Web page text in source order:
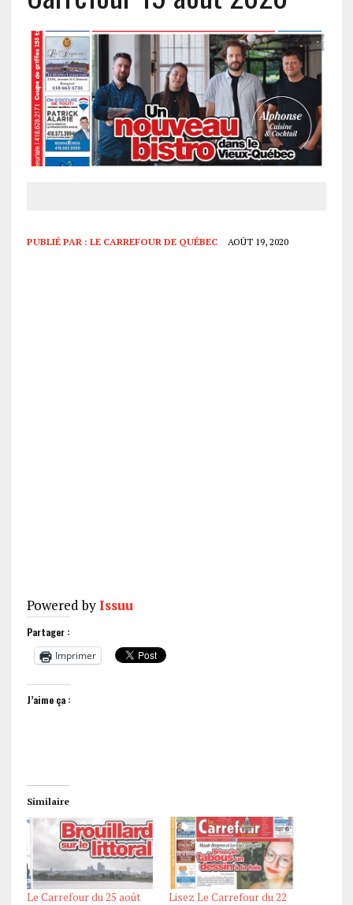
PUBLIÉ PAR : LE CARREFOUR DE QUÉBEC AOÛT 19, 2020
Powered byIssuu
Partager :
Imprimer
J’aime ça :
Similaire
Le Carrefour du 25 août
Lisez Le Carrefour du 22